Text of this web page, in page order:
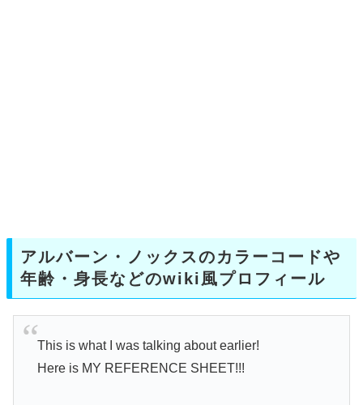
アルバーン・ノックスのカラーコードや
年齢・身長などのwiki風プロフィール
This is what I was talking about earlier!
Here is MY REFERENCE SHEET!!!